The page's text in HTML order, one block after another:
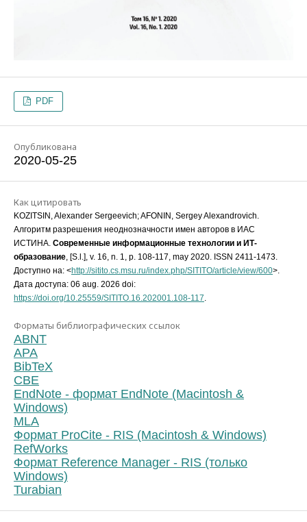
PDF
Опубликована
2020-05-25
Как цитировать
KOZITSIN, Alexander Sergeevich; AFONIN, Sergey Alexandrovich.
Алгоритм разрешения неоднозначности имен авторов в ИАС
ИСТИНА. Современные информационные технологии и ИТ-
образование, [S.l.], v. 16, n. 1, p. 108-117, may 2020. ISSN 2411-1473.
Доступно на: <http://sitito.cs.msu.ru/index.php/SITITO/article/view/600>.
Дата доступа: 06 aug. 2026 doi:
https://doi.org/10.25559/SITITO.16.202001.108-117.
Форматы библиографических ссылок
ABNT
APA
BibTeX
CBE
EndNote - формат EndNote (Macintosh &
Windows)
MLA
Формат ProCite - RIS (Macintosh & Windows)
RefWorks
Формат Reference Manager - RIS (только
Windows)
Turabian